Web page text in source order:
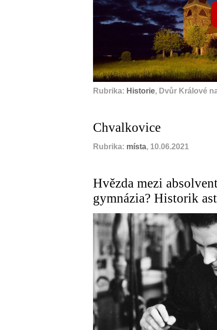
Rubrika: Historie, Dvůr Králové
Chvalkovice
Rubrika: místa, 10.06.2021
Hvězda mezi
gymnázia? Historik